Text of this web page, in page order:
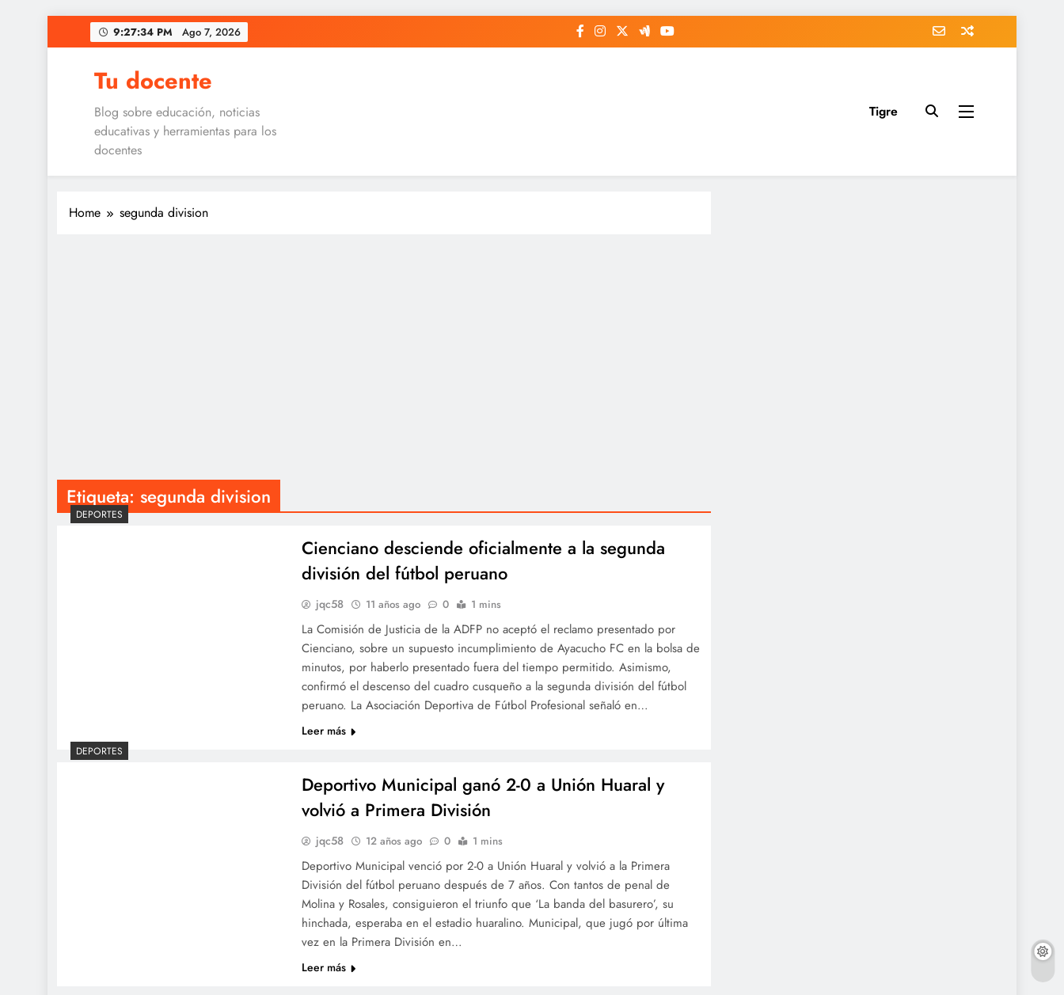
to
9:27:35 PM Ago 7, 2026
Tu docente
Blog sobre educación, noticias
educativas y herramientas para los
docentes
Tigre
Home segunda division
Etiqueta: segunda division
DEPORTES
Cienciano desciende oficialmente a la segunda
división del fútbol peruano
jqc58 11 años ago 0 1 mins
La Comisión de Justicia de la ADFP no aceptó el reclamo presentado por
Cienciano, sobre un supuesto incumplimiento de Ayacucho FC en la bolsa de
minutos, por haberlo presentado fuera del tiempo permitido. Asimismo,
confirmó el descenso del cuadro cusqueño a la segunda división del fútbol
peruano. La Asociación Deportiva de Fútbol Profesional señaló en…
Leer más
DEPORTES
Deportivo Municipal ganó 2-0 a Unión Huaral y
volvió a Primera División
jqc58 12 años ago 0 1 mins
Deportivo Municipal venció por 2-0 a Unión Huaral y volvió a la Primera
División del fútbol peruano después de 7 años. Con tantos de penal de
Molina y Rosales, consiguieron el triunfo que ‘La banda del basurero’, su
hinchada, esperaba en el estadio huaralino. Municipal, que jugó por última
vez en la Primera División en…
Leer más